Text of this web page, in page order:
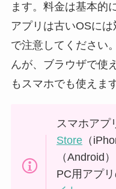
ます。料金は基本的
アプリは古いOSに
で注意してください
んが、ブラウザで使
もスマホでも使えま
スマホアプ
Store （
（Android）
PC用アプリ